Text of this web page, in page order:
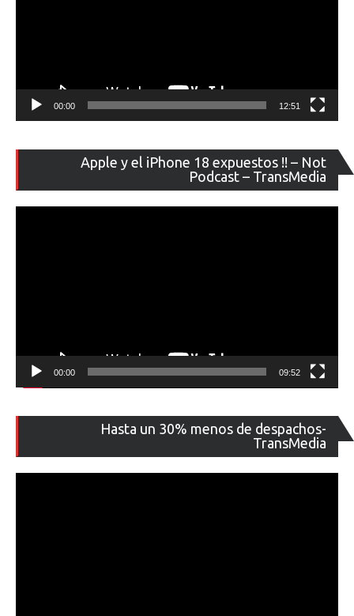
00:00 12:51
Apple y el iPhone 18 expuestos !! – Not
Podcast – TransMedia
de
00:00 09:52
Hasta un 30% menos de despachos-
TransMedia
de